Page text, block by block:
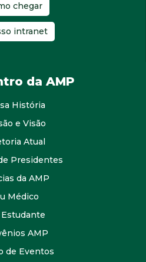
chegar
intranet
da AMP
História
e Visão
Atual
Presidentes
da AMP
Médico
Estudante
AMP
de Eventos